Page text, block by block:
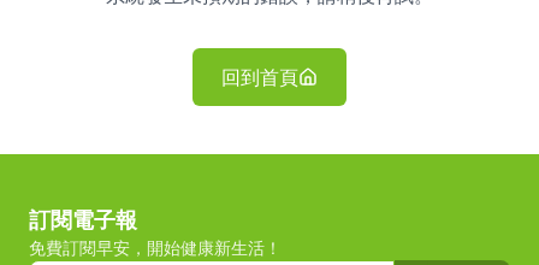
回到首頁
訂閱電子報
免費訂閱早安，開始健康新生活！